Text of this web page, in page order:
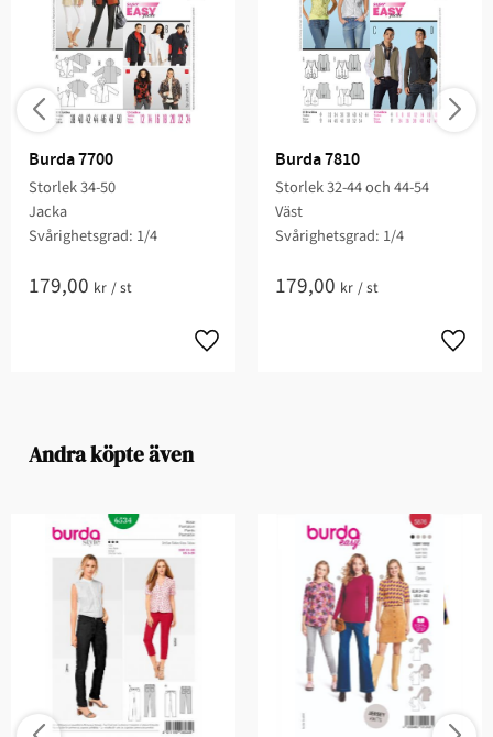
Burda 7700
Storlek 34-50
Jacka
Svårighetsgrad: 1/4​
179,00 kr /st
Burda 7810
Storlek 32-44 och 44-54
Väst
Svårighetsgrad: 1/4​
179,00 kr /st
Andra köpte även